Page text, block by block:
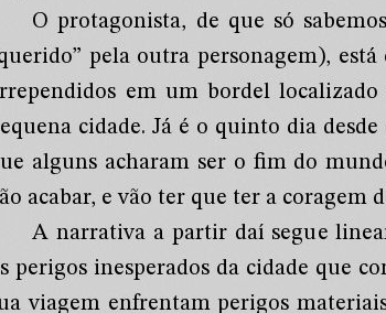
O protagonista, de que só
pela outra personagem),
em um bordel
cidade. Já é o quinto dia
alguns acharam ser o fim do
acabar, e vão ter que ter a coragem
A narrativa a partir daí segue
perigos inesperados da cidade que
viagem enfrentam perigos